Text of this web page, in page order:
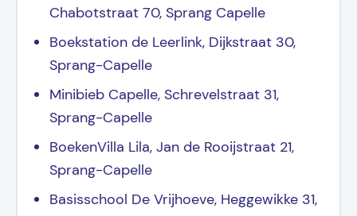
Chabotstraat 70, Sprang Capelle
Boekstation de Leerlink, Dijkstraat 30,
Sprang-Capelle
Minibieb Capelle, Schrevelstraat 31,
Sprang-Capelle
BoekenVilla Lila, Jan de Rooijstraat 21,
Sprang-Capelle
Basisschool De Vrijhoeve, Heggewikke 31,